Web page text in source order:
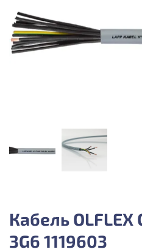
Кабель OLFLEX
3G6 1119603